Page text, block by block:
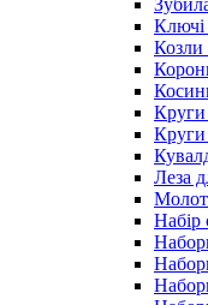
Ключі
Козли
Круги
Круги
Леза
Набір